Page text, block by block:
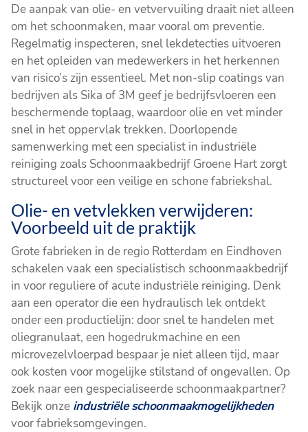
De aanpak van olie- en vetvervuiling draait niet alleen
om het schoonmaken, maar vooral om preventie.
Regelmatig inspecteren, snel lekdetecties uitvoeren
en het opleiden van medewerkers in het herkennen
van risico’s zijn essentieel. Met non-slip coatings van
bedrijven als Sika of 3M geef je bedrijfsvloeren een
beschermende toplaag, waardoor olie en vet minder
snel in het oppervlak trekken. Doorlopende
samenwerking met een specialist in industriële
reiniging zoals Schoonmaakbedrijf Groene Hart zorgt
structureel voor een veilige en schone fabriekshal.
Olie- en vetvlekken verwijderen:
Voorbeeld uit de praktijk
Grote fabrieken in de regio Rotterdam en Eindhoven
schakelen vaak een specialistisch schoonmaakbedrijf
in voor reguliere of acute industriële reiniging. Denk
aan een operator die een hydraulisch lek ontdekt
onder een productielijn: door snel te handelen met
oliegranulaat, een hogedrukmachine en een
microvezelvloerpad bespaar je niet alleen tijd, maar
ook kosten voor mogelijke stilstand of ongevallen. Op
zoek naar een gespecialiseerde schoonmaakpartner?
Bekijk onze industriële schoonmaakmogelijkheden
voor fabrieksomgevingen.